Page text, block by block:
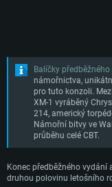
Balíčky
námořnictva,
pro tuto konzoli.
XM-1 vyráběný
214, americký
Námořní bitvy ve
průběhu celé CBT.
Konec předběžného vydání
druhou polovinu letošního